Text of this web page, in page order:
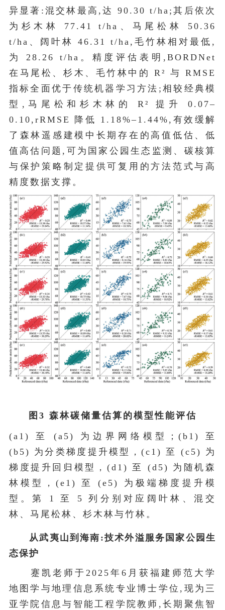
异显著:混交林最高,达 90.30 t/ha;其后依次
为杉木林 77.41 t/ha、马尾松林 50.36
t/ha、阔叶林 46.31 t/ha,毛竹林相对最低,
为 28.26 t/ha。精度评估表明,BORDNet
在马尾松、杉木、毛竹林中的 R² 与 RMSE
指标全面优于传统机器学习方法;相较经典模
型,马尾松和杉木林的 R² 提升 0.07–
0.10,rRMSE 降低 1.18%–1.44%,有效缓解
了森林遥感建模中长期存在的高值低估、低
值高估问题,可为国家公园生态监测、碳核算
与保护策略制定提供可复用的方法范式与高
精度数据支撑。
图3 森林碳储量估算的模型性能评估
(a1) 至 (a5) 为边界网络模型；(b1) 至
(b5) 为分类梯度提升模型，(c1) 至 (c5) 为
梯度提升回归模型，(d1) 至 (d5) 为随机森
林模型，(e1) 至 (e5) 为极端梯度提升模
型。第 1 至 5 列分别对应阔叶林、混交
林、马尾松林、杉木林与竹林。
从武夷山到海南:技术外溢服务国家公园生
态保护
蹇凯老师于2025年6月获福建师范大学
地图学与地理信息系统专业博士学位,现为三
亚学院信息与智能工程学院教师,长期聚焦智